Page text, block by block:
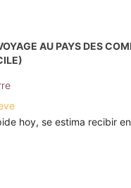
AU PAYS DES
hoy, se estima recibir